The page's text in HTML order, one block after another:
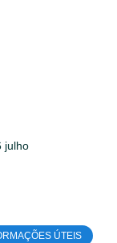
julho
ÚTEIS